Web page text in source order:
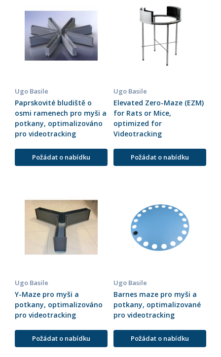
Ugo Basile
Paprskovité bludiště o
osmi ramenech pro myši a
potkany, optimalizováno
pro videotracking
Požádat o nabídku
Ugo Basile
Elevated Zero-Maze (EZM)
for Rats or Mice,
optimized for
Videotracking
Požádat o nabídku
Ugo Basile
Y-Maze pro myši a
potkany, optimalizováno
pro videotracking
Požádat o nabídku
Ugo Basile
Barnes maze pro myši a
potkany, optimalizované
pro videotracking
Požádat o nabídku